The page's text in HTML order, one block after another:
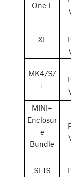
One L
XL
MK4/S/
+
MINI+
Enclosur
e
Bundle
SL1S